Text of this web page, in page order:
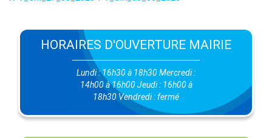
HORAIRES D'OUVERTURE MAIRIE
Lundi : 16h30 à 18h30 Mercredi :
14h00 à 16h00 Jeudi : 16h00 à
18h30 Vendredi : fermé